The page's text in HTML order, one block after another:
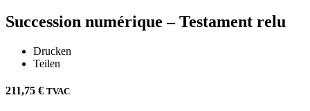
Succession numérique – Testament relu
Drucken
Teilen
211,75 € TVAC